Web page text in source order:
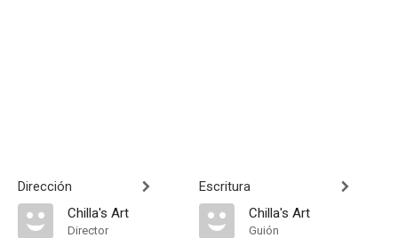
Dirección
Chilla's Art
Director
Escritura
Chilla's Art
Guión